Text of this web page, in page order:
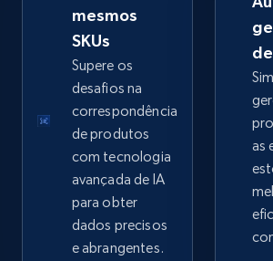
2.5K+
eBay - Collect records by
URL, Product id, Title, Seller name,
Seller reviews, Breadcrumbs, Root
2.5K+ 359+
mesmos
SKUs
Supere os
desafios na
correspondência
de produtos
com tecnologia
avançada de IA
para obter
dados precisos
e abrangentes.
as